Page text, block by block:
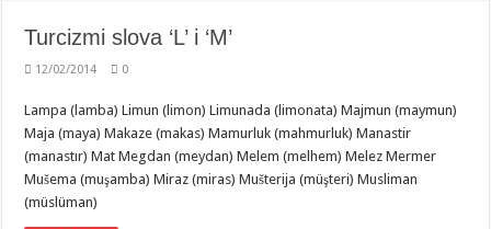
Turcizmi slova ‘L’ i ‘M’
12/02/2014 0
Lampa (lamba) Limun (limon) Limunada (limonata) Majmun (maymun)
Maja (maya) Makaze (makas) Mamurluk (mahmurluk) Manastir
(manastır) Mat Megdan (meydan) Melem (melhem) Melez Mermer
Mušema (muşamba) Miraz (miras) Mušterija (müşteri) Musliman
(müslüman)